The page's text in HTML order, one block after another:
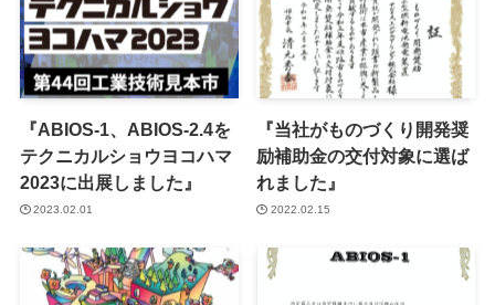
『ABIOS-1、ABIOS-2.4を
テクニカルショウヨコハマ
2023に出展しました』
2023.02.01
『当社がものづくり開発奨
励補助金の交付対象に選ば
れました』
2022.02.15